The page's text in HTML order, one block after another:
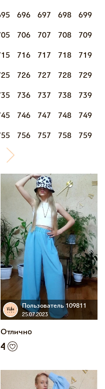
696 697 698 699
706 707 708 709
716 717 718 719
726 727 728 729
736 737 738 739
746 747 748 749
756 757 758 759
Пользователь 109811
25.07.2023
Отлично
4